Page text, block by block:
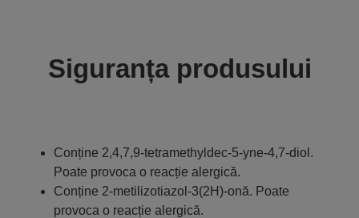
Siguranța produsului
Conține 2,4,7,9-tetramethyldec-5-yne-4,7-diol.
Poate provoca o reacție alergică.
Conține 2-metilizotiazol-3(2H)-onă. Poate
provoca o reacție alergică.